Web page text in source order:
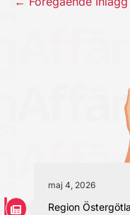
maj 4, 2026
Region